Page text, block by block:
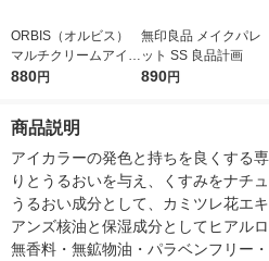
ORBIS（オルビス）
マルチクリームアイカ
ラー シアーバニラ
880円
無印良品 メイクパレ
ット SS 良品計画
890円
商品説明
アイカラーの発色と持ちを良くする
りとうるおいを与え、くすみをナチ
うるおい成分として、カミツレ花エ
アンズ核油と保湿成分としてヒアル
無香料・無鉱物油・パラベンフリー